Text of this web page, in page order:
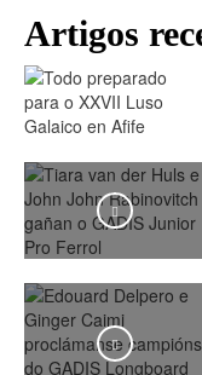
Artigos
Play
Play